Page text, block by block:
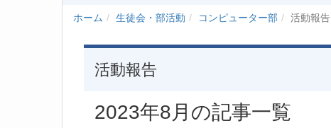
ホーム 生徒会・部活動 コンピューター部 活動報告
活動報告
2023年8月の記事一覧